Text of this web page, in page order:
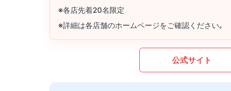
※各店先着20名限定
※詳細は各店舗のホームページをご確認ください｡
公式サイト